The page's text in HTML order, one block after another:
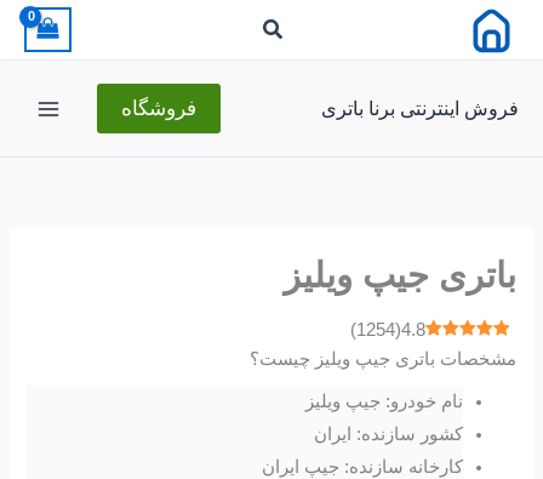
فروش اینترنتی برنا باتری فروشگاه
باتری جیپ ویلیز
4.8
(
1254
)
مشخصات باتری جیپ ویلیز چیست؟
نام خودرو: جیپ ویلیز
کشور سازنده: ایران
کارخانه سازنده: جیپ ایران